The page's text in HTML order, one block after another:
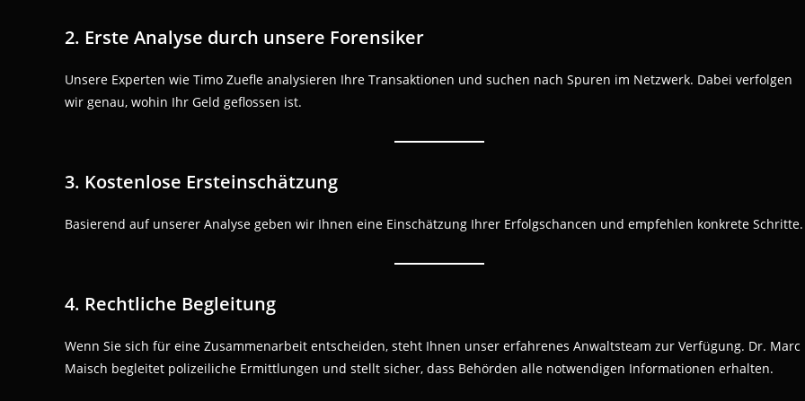
2. Erste Analyse durch unsere Forensiker
Unsere Experten wie Timo Zuefle analysieren Ihre Transaktionen und suchen nach Spuren im Netzwerk. Dabei verfolgen
wir genau, wohin Ihr Geld geflossen ist.
3. Kostenlose Ersteinschätzung
Basierend auf unserer Analyse geben wir Ihnen eine Einschätzung Ihrer Erfolgschancen und empfehlen konkrete Schritte.
4. Rechtliche Begleitung
Wenn Sie sich für eine Zusammenarbeit entscheiden, steht Ihnen unser erfahrenes Anwaltsteam zur Verfügung. Dr. Marc
Maisch begleitet polizeiliche Ermittlungen und stellt sicher, dass Behörden alle notwendigen Informationen erhalten.